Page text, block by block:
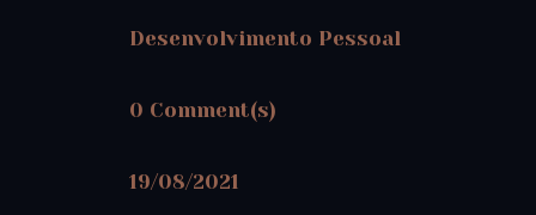
Desenvolvimento Pessoal
0 Comment(s)
19/08/2021